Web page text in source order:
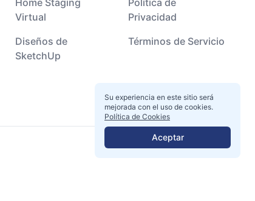
Home Staging
Virtual
Diseños de
SketchUp
Política de
Privacidad
Términos de Servicio
Su experiencia en este sitio será
mejorada con el uso de cookies.
Política de Cookies
Aceptar